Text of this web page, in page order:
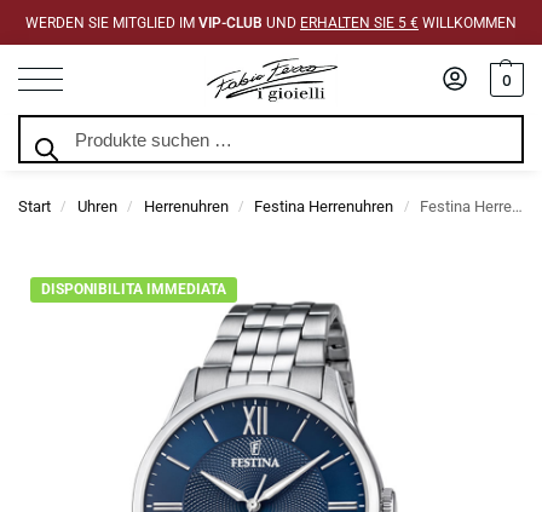
WERDEN SIE MITGLIED IM VIP-CLUB UND ERHALTEN SIE 5 € WILLKOMMEN
0
Start / Uhren / Herrenuhren / Festina Herrenuhren / Festina Herrenuhr Classic Stahl MM. 43 mit blauem geprägtem Zifferblatt
DISPONIBILITA IMMEDIATA